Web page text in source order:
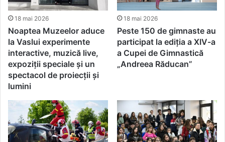
18 mai 2026
Noaptea Muzeelor aduce
la Vaslui experimente
interactive, muzică live,
expoziții speciale și un
spectacol de proiecții și
lumini
18 mai 2026
Peste 150 de gimnaste au
participat la ediția a XIV-a
a Cupei de Gimnastică
„Andreea Răducan”